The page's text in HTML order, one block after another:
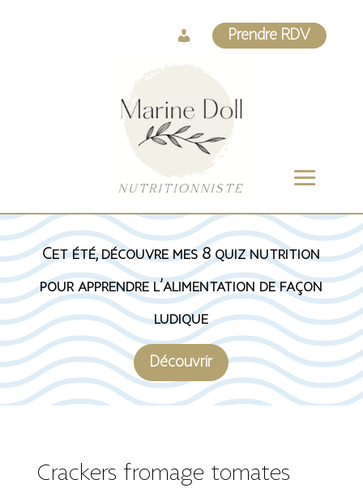
Log
In
Prendre RDV
Cet été, découvre mes 8 quiz nutrition
pour apprendre l’alimentation de façon
ludique
Découvrir
Crackers fromage tomates